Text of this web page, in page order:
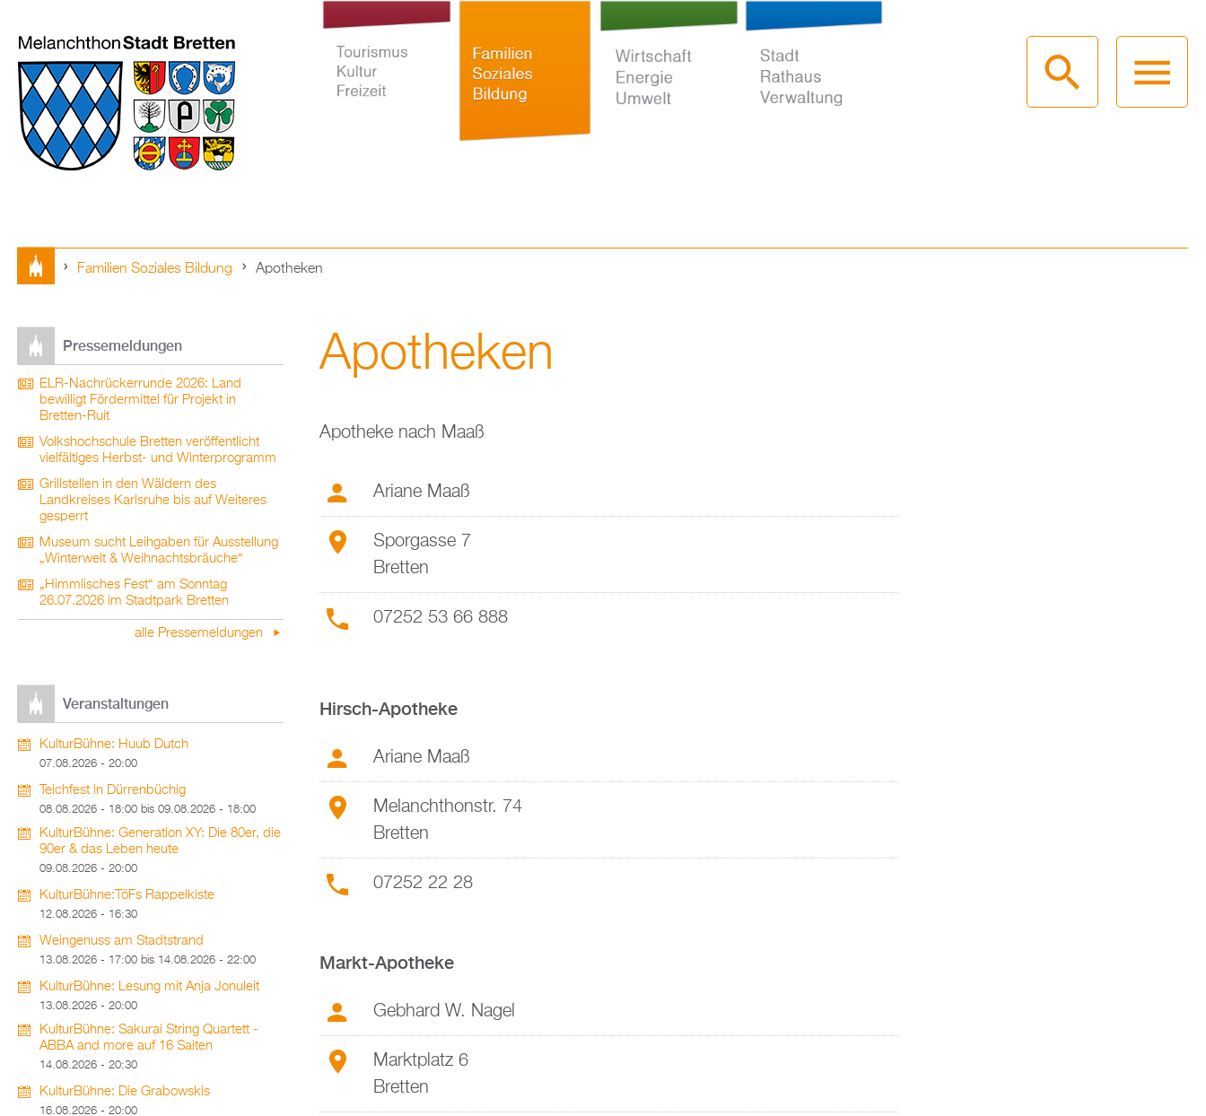
Inhalt
sind
hier
Familien Soziales Bildung Apotheken
Apotheken
Apotheke nach Maaß
Ariane Maaß
Sporgasse 7
Bretten
07252 53 66 888
Hirsch-Apotheke
Ariane Maaß
Melanchthonstr. 74
Bretten
07252 22 28
Markt-Apotheke
Gebhard W. Nagel
Marktplatz 6
Bretten
Pressemeldungen
ELR-Nachrückerrunde 2026: Land
bewilligt Fördermittel für Projekt in
Bretten-Ruit
Volkshochschule Bretten veröffentlicht
vielfältiges Herbst- und Winterprogramm
Grillstellen in den Wäldern des
Landkreises Karlsruhe bis auf Weiteres
gesperrt
Museum sucht Leihgaben für Ausstellung
„Winterwelt & Weihnachtsbräuche“
„Himmlisches Fest“ am Sonntag
26.07.2026 im Stadtpark Bretten
alle Pressemeldungen
Veranstaltungen
KulturBühne: Huub Dutch
07.08.2026 - 20:00
Teichfest in Dürrenbüchig
08.08.2026 - 18:00 bis 09.08.2026 - 18:00
KulturBühne: Generation XY: Die 80er, die
90er & das Leben heute
09.08.2026 - 20:00
KulturBühne:TöFs Rappelkiste
12.08.2026 - 16:30
Weingenuss am Stadtstrand
13.08.2026 - 17:00 bis 14.08.2026 - 22:00
KulturBühne: Lesung mit Anja Jonuleit
13.08.2026 - 20:00
KulturBühne: Sakurai String Quartett -
ABBA and more auf 16 Saiten
14.08.2026 - 20:30
KulturBühne: Die Grabowskis
16.08.2026 - 20:00